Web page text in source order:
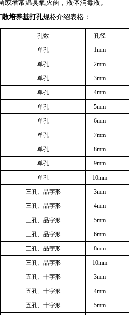
或者常温臭氧灭菌，液体消毒液。
培养基打孔规格介绍表格：
孔数 孔径
单孔 1mm
单孔 2mm
单孔 3mm
单孔 4mm
单孔 5mm
单孔 6mm
单孔 7mm
单孔 8mm
单孔 9mm
单孔 10mm
三孔、品字形 3mm
三孔、品字形 4mm
三孔、品字形 5mm
三孔、品字形 6mm
三孔、品字形 8mm
三孔、品字形 10mm
五孔、十字形 3mm
五孔、十字形 4mm
五孔、十字形 5mm